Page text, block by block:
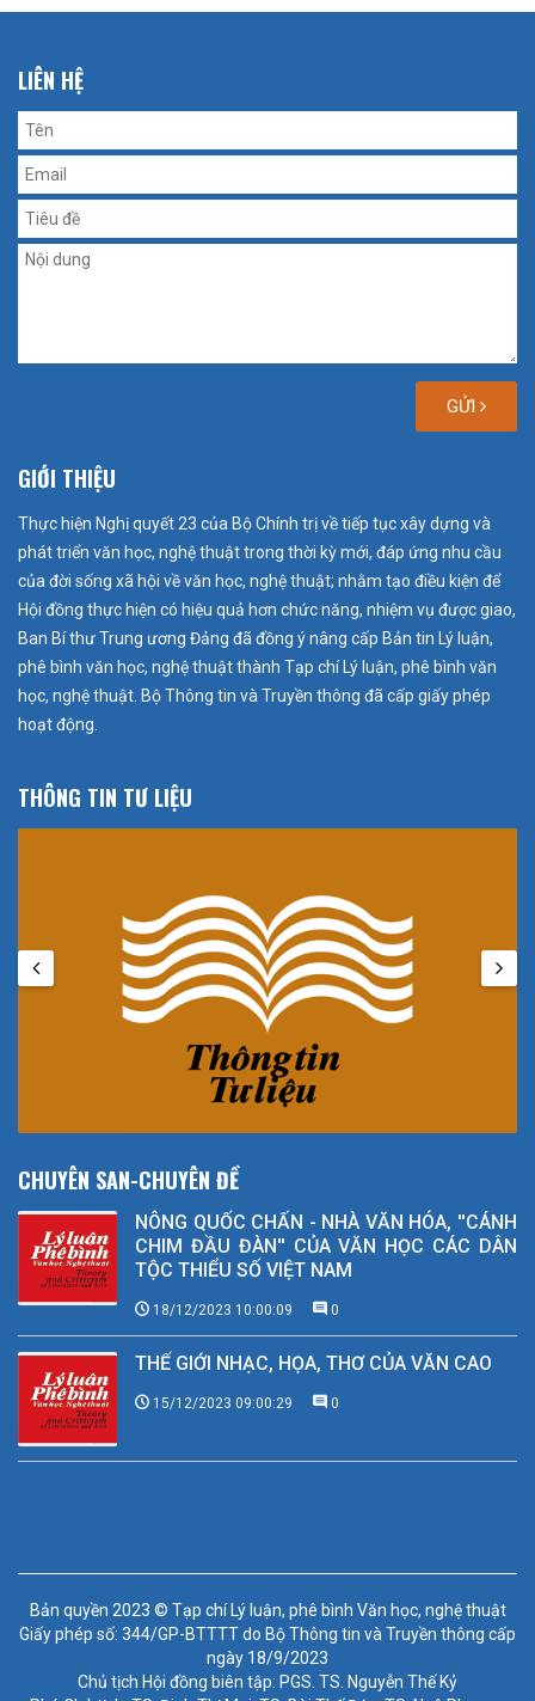
LIÊN HỆ
GỬI
GIỚI THIỆU
Thực hiện Nghị quyết 23 của Bộ Chính trị về tiếp tục xây dựng và
phát triển văn học, nghệ thuật trong thời kỳ mới, đáp ứng nhu cầu
của đời sống xã hội về văn học, nghệ thuật; nhằm tạo điều kiện để
Hội đồng thực hiện có hiệu quả hơn chức năng, nhiệm vụ được giao,
Ban Bí thư Trung ương Đảng đã đồng ý nâng cấp Bản tin Lý luận,
phê bình văn học, nghệ thuật thành Tạp chí Lý luận, phê bình văn
học, nghệ thuật. Bộ Thông tin và Truyền thông đã cấp giấy phép
hoạt động.
THÔNG TIN TƯ LIỆU
CHUYÊN SAN-CHUYÊN ĐỀ
NÔNG QUỐC CHẤN - NHÀ VĂN HÓA, ''CÁNH
CHIM ĐẦU ĐÀN'' CỦA VĂN HỌC CÁC DÂN
TỘC THIỂU SỐ VIỆT NAM
18/12/2023 10:00:09 0
THẾ GIỚI NHẠC, HỌA, THƠ CỦA VĂN CAO
15/12/2023 09:00:29 0
Bản quyền 2023 © Tạp chí Lý luận, phê bình Văn học, nghệ thuật
Giấy phép số: 344/GP-BTTTT do Bộ Thông tin và Truyền thông cấp
ngày 18/9/2023
Chủ tịch Hội đồng biên tập: PGS. TS. Nguyễn Thế Kỷ